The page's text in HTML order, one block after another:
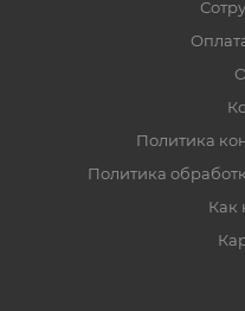
Политика
Политика
Как